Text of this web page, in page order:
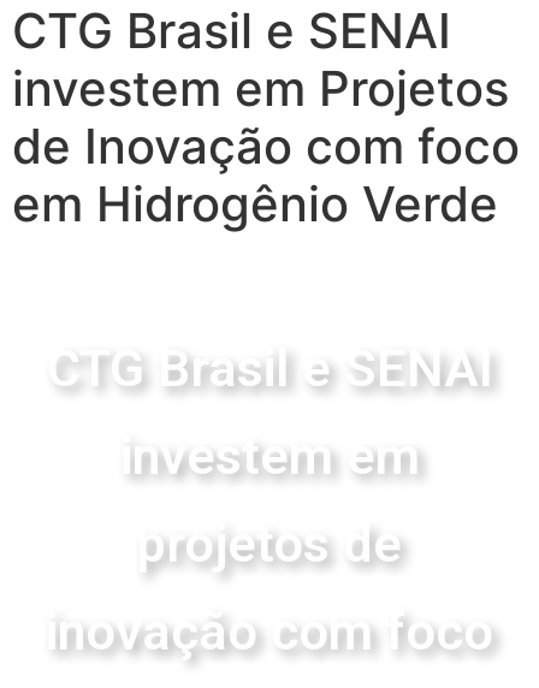
CTG Brasil e SENAI
investem em Projetos
de Inovação com foco
em Hidrogênio Verde
CTG Brasil e SENAI
investem em
projetos de
inovação com foco